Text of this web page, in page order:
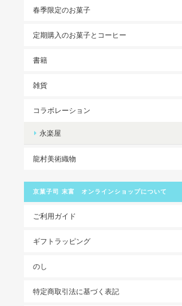
春季限定のお菓子
定期購入のお菓子とコーヒー
書籍
雑貨
コラボレーション
永楽屋
龍村美術織物
京菓子司 末富 オンラインショップについて
ご利用ガイド
ギフトラッピング
のし
特定商取引法に基づく表記